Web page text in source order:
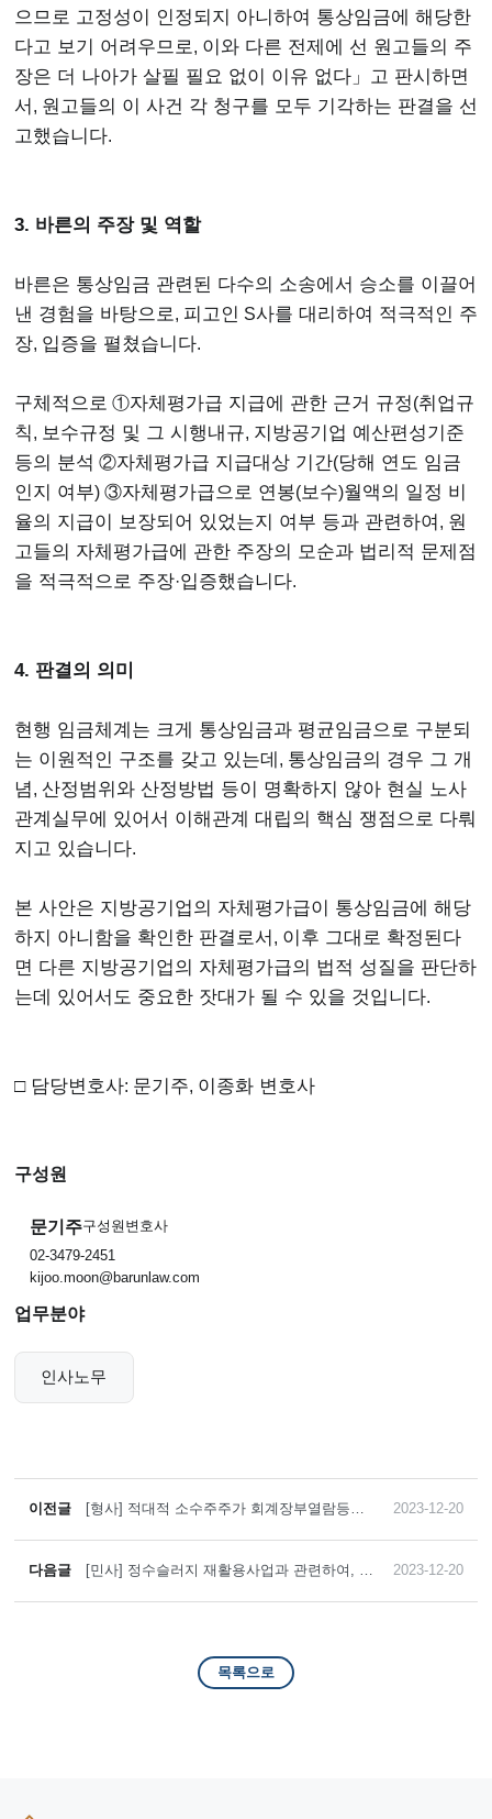
으므로 고정성이 인정되지 아니하여 통상임금에 해당한
다고 보기 어려우므로, 이와 다른 전제에 선 원고들의 주
장은 더 나아가 살필 필요 없이 이유 없다」고 판시하면
서 , 원고들의 이 사건 각 청구를 모두 기각하는 판결을 선
고했습니다.
3. 바른의 주장 및 역할
바른은 통상임금 관련된 다수의 소송에서 승소를 이끌어
낸 경험을 바탕으로, 피고인 S사를 대리하여 적극적인 주
장, 입증을 펼쳤습니다.
구체적으로 ①자체평가급 지급에 관한 근거 규정(취업규
칙, 보수규정 및 그 시행내규, 지방공기업 예산편성기준
등의 분석 ②자체평가급 지급대상 기간(당해 연도 임금
인지 여부) ③자체평가급으로 연봉(보수)월액의 일정 비
율의 지급이 보장되어 있었는지 여부 등과 관련하여 , 원
고들의 자체평가급에 관한 주장의 모순과 법리적 문제점
을 적극적으로 주장·입증했습니다.
4. 판결의 의미
현행 임금체계는 크게 통상임금과 평균임금으로 구분되
는 이원적인 구조를 갖고 있는데 , 통상임금의 경우 그 개
념, 산정범위와 산정방법 등이 명확하지 않아 현실 노사
관계실무에 있어서 이해관계 대립의 핵심 쟁점으로 다뤄
지고 있습니다.
본 사안은 지방공기업의 자체평가급이 통상임금에 해당
하지 아니함을 확인한 판결로서 , 이후 그대로 확정된다
면 다른 지방공기업의 자체평가급의 법적 성질을 판단하
는데 있어서도 중요한 잣대가 될 수 있을 것입니다.
□ 담당변호사: 문기주, 이종화 변호사
구성원
문기주구성원변호사
02-3479-2451
kijoo.moon@barunlaw.com
업무분야
인사노무
이전글
[형사] 적대적 소수주주가 회계장부열람등사
를 한 사건에서 전부 불송치 결정을 받은 사례
2023-12-20
다음글
[민사] 정수슬러지 재활용사업과 관련하여, 서
청구 소송에서 전부 승소한 사례
2023-12-20
목록으로